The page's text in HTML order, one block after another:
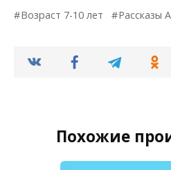
Возраст 7-10 лет Рассказы
Похожие